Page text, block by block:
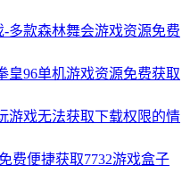
多款森林舞会游戏资源免费
皇96单机游戏资源免费获取
游戏无法获取下载权限的情
费便捷获取7732游戏盒子